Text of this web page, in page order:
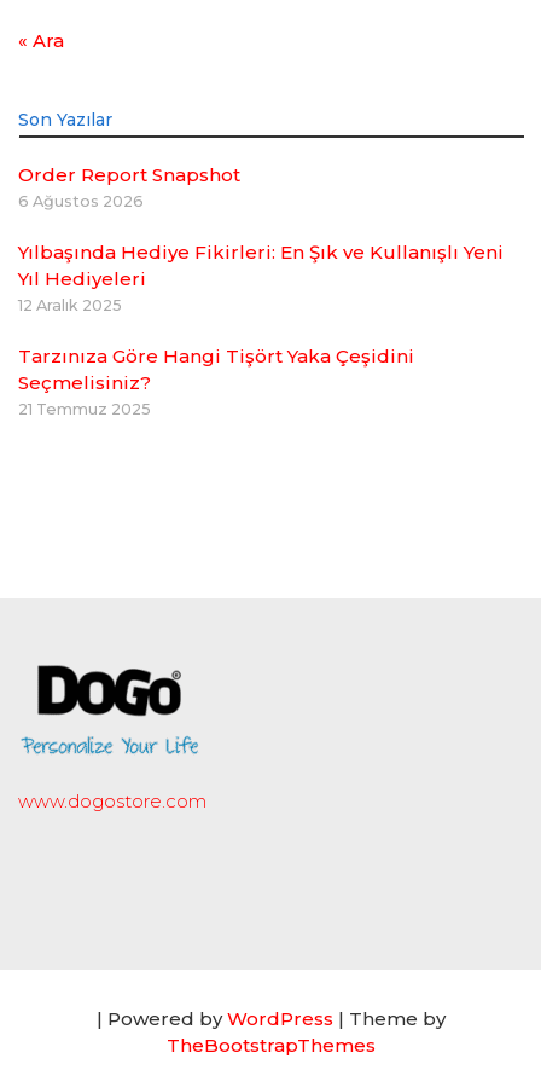
« Ara
Son Yazılar
Order Report Snapshot
6 Ağustos 2026
Yılbaşında Hediye Fikirleri: En Şık ve Kullanışlı Yeni
Yıl Hediyeleri
12 Aralık 2025
Tarzınıza Göre Hangi Tişört Yaka Çeşidini
Seçmelisiniz?
21 Temmuz 2025
www.dogostore.com
| Powered byWordPress | Theme by
TheBootstrapThemes